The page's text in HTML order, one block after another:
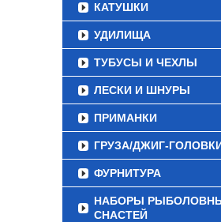
КАТУШКИ
УДИЛИЩА
ТУБУСЫ И ЧЕХЛЫ
ЛЕСКИ И ШНУРЫ
ПРИМАНКИ
ГРУЗА/ДЖИГ-
ФУРНИТУРА
НАБОРЫ
СНАСТЕЙ